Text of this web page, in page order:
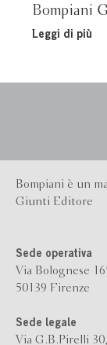
Bompiani
Leggi di più
Bompiani è un
Giunti Editore
Sede operativa
Via Bolognese
50139 Firenze
Sede legale
Via G.B.Pirelli 30,